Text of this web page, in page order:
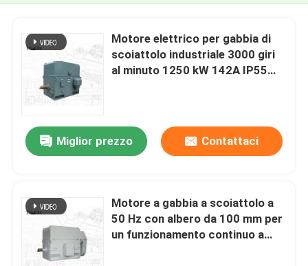
Motore elettrico per gabbia di
scoiattolo industriale 3000 giri
al minuto 1250 kW 142A IP55
Miglior prezzo Contattaci
Motore a gabbia a scoiattolo a
50 Hz con albero da 100 mm per
un funzionamento continuo a